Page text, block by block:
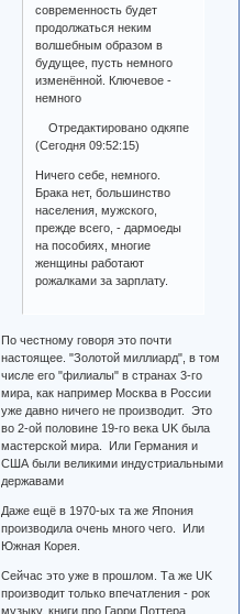
современность будет
продолжаться неким
волшебным образом в
будущее, пусть немного
изменённой. Ключевое -
немного
Отредактировано одкяпе
(Сегодня 09:52:15)
Ничего себе, немного.
Брака нет, большинство
населения, мужского,
прежде всего, - дармоеды
на пособиях, многие
женщины работают
рожалками за зарплату.
По честному говоря это почти
настоящее. "Золотой миллиард", в том
числе его "филиалы" в странах 3-го
мира, как например Москва в России
уже давно ничего не производит. Это
во 2-ой половине 19-го века UK была
мастерской мира. Или Германия и
США были великими индустриальными
державами
Даже ещё в 1970-ых та же Япония
производила очень много чего. Или
Южная Корея.
Сейчас это уже в прошлом. Та же UK
производит только впечатления - рок
музыку, книги про Гарри Поттера